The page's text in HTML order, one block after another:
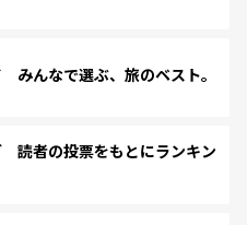
んなで選ぶ、旅のベスト。
読者の投票をもとにランキン